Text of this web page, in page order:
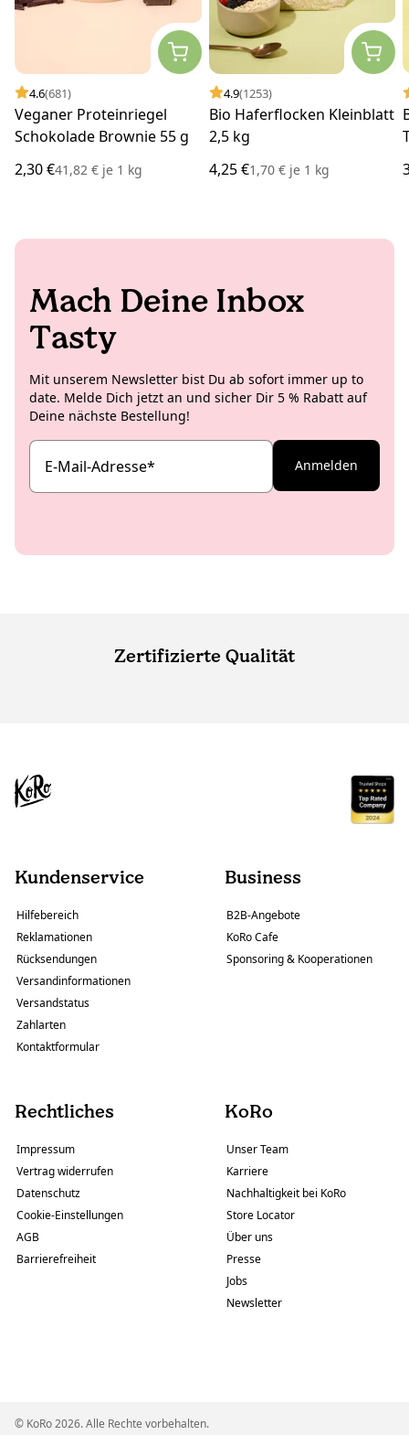
4.6(681)
Veganer Proteinriegel
Schokolade Brownie 55 g
2,30 €41,82 € je 1 kg
4.9(1253)
Bio Haferflocken Kleinblatt
2,5 kg
4,25 €1,70 € je1 kg
Mach Deine Inbox
Tasty
Mit unserem Newsletter bist Du ab sofort immer up to
date. Melde Dich jetzt an und sicher Dir 5 % Rabatt auf
Deine nächste Bestellung!
E-Mail-Adresse* Anmelden
Zertifizierte Qualität
Kundenservice
Hilfebereich
Reklamationen
Rücksendungen
Versandinformationen
Versandstatus
Zahlarten
Kontaktformular
Business
B2B-Angebote
KoRo Cafe
Sponsoring & Kooperationen
Rechtliches
Impressum
Vertrag widerrufen
Datenschutz
Cookie-Einstellungen
AGB
Barrierefreiheit
KoRo
Unser Team
Karriere
Nachhaltigkeit bei KoRo
Store Locator
Über uns
Presse
Jobs
Newsletter
© KoRo 2026. Alle Rechte vorbehalten.